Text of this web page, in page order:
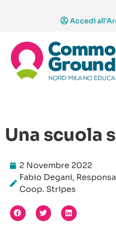
Accedi
Una scuola
2 Novembre 2022
Fabio Degani,
Coop. Stripes